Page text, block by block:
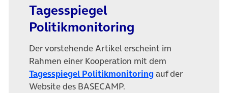
Tagesspiegel
Politikmonitoring
Der vorstehende Artikel erscheint im
Rahmen einer Kooperation mit dem
Tagesspiegel Politikmonitoring(öffnet in neuem
auf der
Website des BASECAMP.